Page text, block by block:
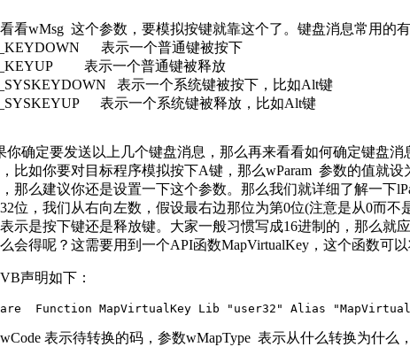
看wMsg 这个参数，要模拟按键就靠这个了。键盘消息常用的有
表示一个普通键被按下
表示一个普通键被释放
表示一个系统键被按下，比如Alt键
表示一个系统键被释放，比如Alt键
确定要发送以上几个键盘消息，那么再来看看如何确定键盘消
比如你要对目标程序模拟按下A键，那么wParam 参数的值就
那么建议你还是设置一下这个参数。那么我们就详细了解一下
位，我们从右向左数，假设最右边那位为第0位(注意是从0而
示是按下键还是释放键。大家一般习惯写成16进制的，那么就
会得呢？这需要用到一个API函数MapVirtualKey，这个函数可
声明如下：
Function MapVirtualKey Lib "user32" Alias
表示待转换的码，参数wMapType 表示从什么转换为什